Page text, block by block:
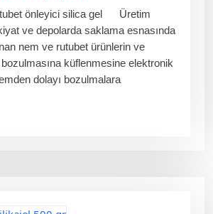
önleyici silica gel Üretim
ve depolarda saklama esnasında
nem ve rutubet ürünlerin ve
bozulmasına küflenmesine elektronik
dolayı bozulmalara